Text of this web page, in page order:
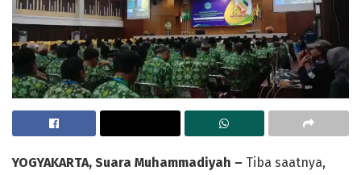
YOGYAKARTA, Suara Muhammadiyah – Tiba saatnya,